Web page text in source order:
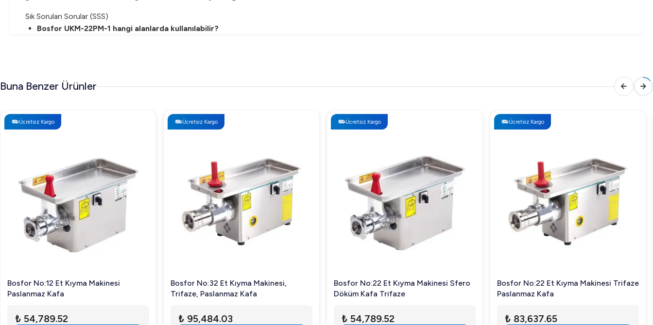
Sık Sorulan Sorular (SSS)
Bosfor UKM-22PM-1 hangi alanlarda kullanılabilir?
Paslanmaz çelik yapı ve sökülebilen parça tasarımı sayesinde kolaylıkla temizlenebilir.
Buna Benzer Ürünler
Ücretsiz Kargo
Bosfor No:12 Et Kıyma Makinesi
Paslanmaz Kafa
₺ 54,789.52
Ücretsiz Kargo
Bosfor No:32 Et Kıyma Makinesi,
Trifaze, Paslanmaz Kafa
₺ 95,484.03
Ücretsiz Kargo
Bosfor No:22 Et Kıyma Makinesi Sfero
Döküm Kafa Trifaze
₺ 54,789.52
Ücretsiz Kargo
Bosfor No:22 Et Kıyma Makinesi Trifaze
Paslanmaz Kafa
₺ 83,637.65